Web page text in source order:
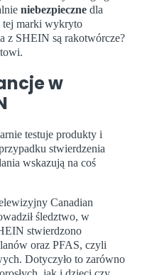
niebezpieczne dla
tej marki wykryto
z SHEIN są rakotwórcze?
w
testuje produkty i
stwierdzenia
wskazują na coś
Canadian
śledztwo, w
stwierdzono
oraz PFAS, czyli
Dotyczyło to zarówno